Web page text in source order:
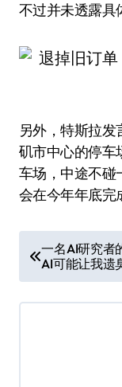
不过并未透露具
另外，特斯拉
矶市中心的停车
车场，中途不碰
会在今年年底完
章
导
一名AI研究者
AI可能让我遗